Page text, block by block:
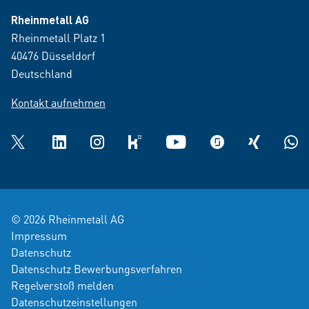
Rheinmetall AG
Rheinmetall Platz 1
40476 Düsseldorf
Deutschland
Kontakt aufnehmen
Twitter LinkedInInstagramkununu YouTube glassdoorXING
© 2026 Rheinmetall AG
Impressum
Datenschutz
Datenschutz Bewerbungsverfahren
Regelverstoß melden
Datenschutzeinstellungen